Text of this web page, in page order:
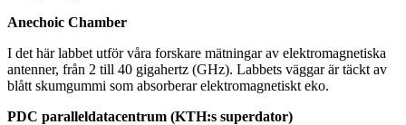
Anechoic Chamber
I det här labbet utför våra forskare mätningar av elektromagnetiska
antenner, från 2 till 40 gigahertz (GHz). Labbets väggar är täckt av
blått skumgummi som absorberar elektromagnetiskt eko.
PDC paralleldatacentrum (KTH:s superdator)